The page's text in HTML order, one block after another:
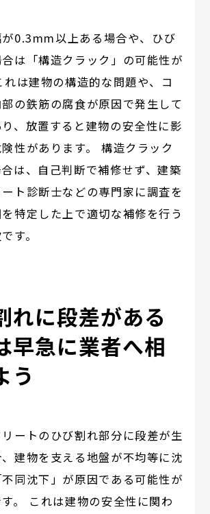
が0.3mm以上ある場合や、ひび
は「構造クラック」の可能性が
れは建物の構造的な問題や、コ
の鉄筋の腐食が原因で発生して
、放置すると建物の安全性に影
性があります。 構造クラック
は、自己判断で補修せず、建築
ト診断士などの専門家に調査を
特定した上で適切な補修を行う
す。
れに段差がある
早急に業者へ相
う
ートのひび割れ部分に段差が生
建物を支える地盤が不均等に沈
同沈下」が原因である可能性が
。 これは建物の安全性に関わ